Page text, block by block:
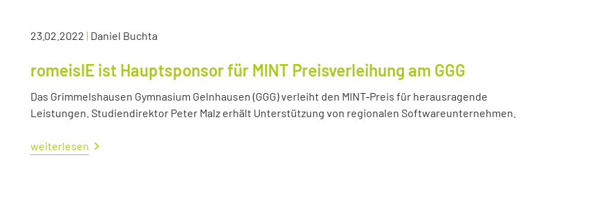
23.02.2022 | Daniel Buchta
romeisIE ist Hauptsponsor für MINT Preisverleihung am GGG
Das Grimmelshausen Gymnasium Gelnhausen (GGG) verleiht den MINT-Preis für herausragende
Leistungen. Studiendirektor Peter Malz erhält Unterstützung von regionalen Softwareunternehmen.
weiterlesen